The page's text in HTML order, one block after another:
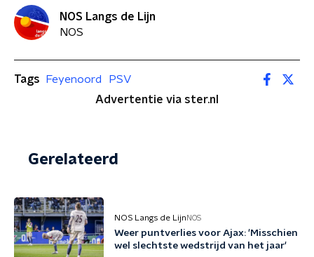
NOS Langs de Lijn
NOS
Tags Feyenoord
PSV
Advertentie via ster.nl
Gerelateerd
NOS Langs de Lijn NOS
Weer puntverlies voor Ajax: 'Misschien
wel slechtste wedstrijd van het jaar'